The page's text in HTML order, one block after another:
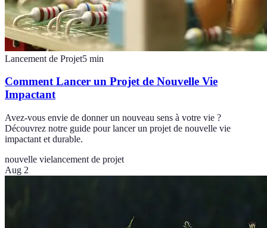
Lancement de Projet5 min
Comment Lancer un Projet de Nouvelle Vie
Impactant
Avez-vous envie de donner un nouveau sens à votre vie ?
Découvrez notre guide pour lancer un projet de nouvelle vie
impactant et durable.
nouvelle vielancement de projet
Aug 2